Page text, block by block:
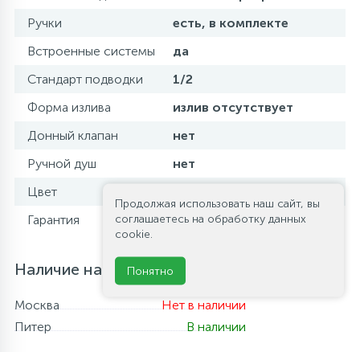
Ручки
есть, в комплекте
Встроенные системы
да
Стандарт подводки
1/2
Форма излива
излив отсутствует
Донный клапан
нет
Ручной душ
нет
Цвет
Гарантия
5 лет
Наличие на складе
Москва
Нет в наличии
Питер
В наличии
Продолжая использовать наш сайт, вы
соглашаетесь на обработку данных
cookie.
Понятно